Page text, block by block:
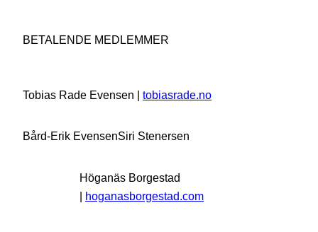
BETALENDE MEDLEMMER
Tobias Rade Evensen | tobiasrade.no
Bård-Erik EvensenSiri Stenersen
Höganäs Borgestad
| hoganasborgestad.com